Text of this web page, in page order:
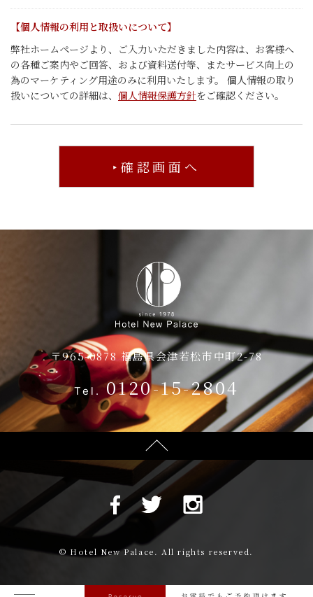
【個人情報の利用と取扱いについて】
弊社ホームページより、ご入力いただきました内容は、お客様へ
の各種ご案内やご回答、および資料送付等、またサービス向上の
為のマーケティング用途のみに利用いたします。 個人情報の取り
扱いについての詳細は、 個人情報保護方針をご確認ください。
〒965-0878 福島県会津若松市中町2-78
Tel. 0120-15-2804
© Hotel New Palace. All rights reserved.
アクセス
お知らせ
お問い合わせ
会議・ご宴会
会議・ご宴会
宴会プラン
館内施設
プライバシーポリシー 宿泊約款